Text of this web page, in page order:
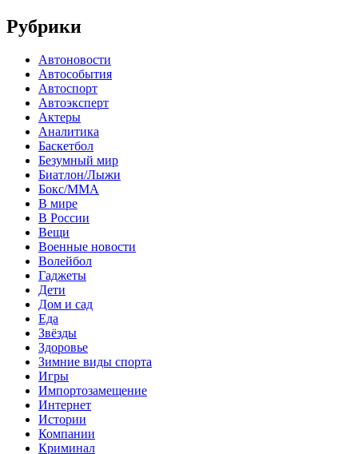
Рубрики
Автоновости
Автособытия
Автоспорт
Автоэксперт
Актеры
Аналитика
Баскетбол
Безумный мир
Биатлон/Лыжи
Бокс/MMA
В мире
В России
Вещи
Военные новости
Волейбол
Гаджеты
Дети
Дом и сад
Еда
Звёзды
Здоровье
Зимние виды спорта
Игры
Импортозамещение
Интернет
Истории
Компании
Криминал